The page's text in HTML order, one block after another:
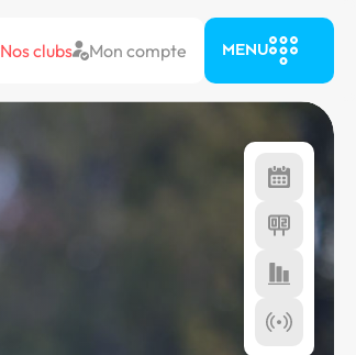
Nos clubs Mon compte MENU